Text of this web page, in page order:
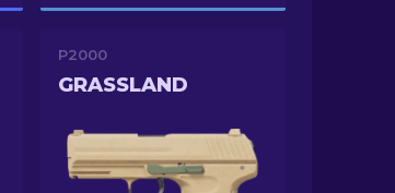
P2000
GRASSLAND